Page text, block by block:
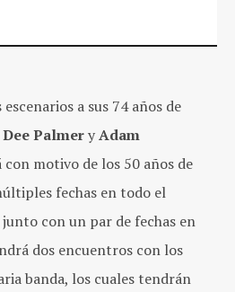
escenarios a sus 74 años de
Dee PalmeryAdam
con motivo de los 50 años de
fechas en todo el
con un par de fechas en
dos encuentros con los
banda, los cuales tendrán